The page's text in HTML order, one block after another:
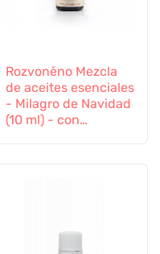
Rozvoněno Mezcla
de aceites esenciales
- Milagro de Navidad
(10 ml) - con